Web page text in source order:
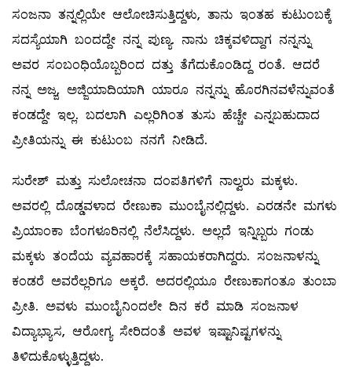
ಸಂಜನಾ ತನ್ನಲ್ಲಿಯೇ ಆಲೋಚಿಸುತ್ತಿದ್ದಳು, ತಾನು ಇಂತಹ ಕುಟುಂಬಕ್ಕೆ
ಸದಸ್ಯೆಯಾಗಿ ಬಂದದ್ದೇ ನನ್ನ ಪುಣ್ಯ. ನಾನು ಚಿಕ್ಕವಳಿದ್ದಾಗ ನನ್ನನ್ನು
ಅವರ ಸಂಬಂಧಿಯೊಬ್ಬರಿಂದ ದತ್ತು ತೆಗೆದುಕೊಂಡಿದ್ದ ರಂತೆ. ಆದರೆ
ನನ್ನ ಅಜ್ಜ, ಅಜ್ಜಿಯಾದಿಯಾಗಿ ಯಾರೂ ನನ್ನನ್ನು ಹೊರಗಿನವಳೆನ್ನುವಂತೆ
ಕಂಡದ್ದೇ ಇಲ್ಲ. ಬದಲಾಗಿ ಎಲ್ಲರಿಗಿಂತ ತುಸು ಹೆಚ್ಚೇ ಎನ್ನಬಹುದಾದ
ಪ್ರೀತಿಯನ್ನು ಈ ಕುಟುಂಬ ನನಗೆ ನೀಡಿದೆ.
ಸುರೇಶ್‌ ಮತ್ತು ಸುಲೋಚನಾ ದಂಪತಿಗಳಿಗೆ ನಾಲ್ವರು ಮಕ್ಕಳು.
ಅವರಲ್ಲಿ ದೊಡ್ಡವಳಾದ ರೇಣುಕಾ ಮುಂಬೈನಲ್ಲಿದ್ದಳು. ಎರಡನೇ ಮಗಳು
ಪ್ರಿಯಾಂಕಾ ಬೆಂಗಳೂರಿನಲ್ಲಿ ನೆಲೆಸಿದ್ದಳು. ಅಲ್ಲದೆ ಇನ್ನಿಬ್ಬರು ಗಂಡು
ಮಕ್ಕಳು ತಂದೆಯ ವ್ಯವಹಾರಕ್ಕೆ ಸಹಾಯಕರಾಗಿದ್ದರು. ಸಂಜನಾಳನ್ನು
ಕಂಡರೆ ಅವರೆಲ್ಲರಿಗೂ ಅಕ್ಕರೆ. ಅದರಲ್ಲಿಯೂ ರೇಣುಕಾಗಂತೂ ತುಂಬಾ
ಪ್ರೀತಿ. ಅವಳು ಮುಂಬೈನಿಂದಲೇ ದಿನ ಕರೆ ಮಾಡಿ ಸಂಜನಾಳ
ವಿದ್ಯಾಭ್ಯಾಸ, ಆರೋಗ್ಯ ಸೇರಿದಂತೆ ಅವಳ ಇಷ್ಟಾನಿಷ್ಟಗಳನ್ನು
ತಿಳಿದುಕೊಳ್ಳುತ್ತಿದ್ದಳು.